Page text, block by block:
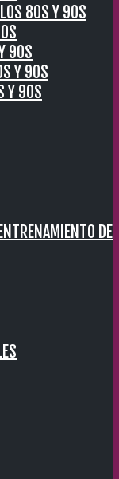
80S Y 90S
90S
Y 90S
Y 90S
DE